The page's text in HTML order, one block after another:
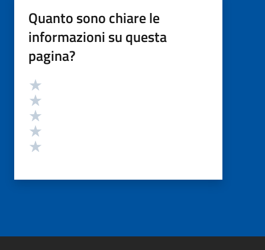
Quanto sono chiare le
informazioni su questa
pagina?
Valutazione